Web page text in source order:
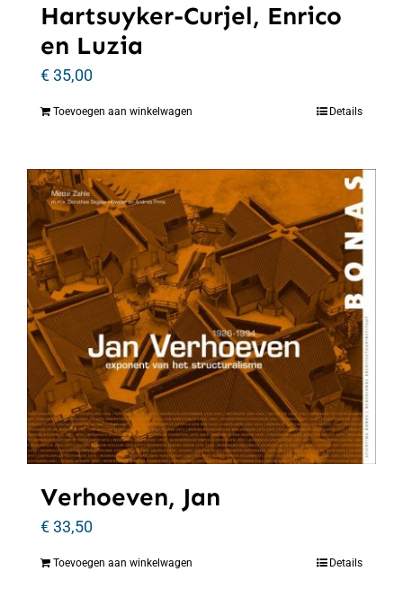
Hartsuyker-Curjel, Enrico
en Luzia
€35,00
Toevoegen aan winkelwagen Details
Verhoeven, Jan
€33,50
Toevoegen aan winkelwagen Details